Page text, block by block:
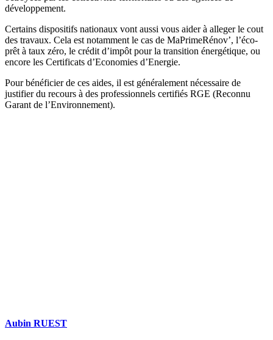
développement.
Certains dispositifs nationaux vont aussi vous aider à alleger le cout
des travaux. Cela est notamment le cas de MaPrimeRénov’, l’éco-
prêt à taux zéro, le crédit d’impôt pour la transition énergétique, ou
encore les Certificats d’Economies d’Energie.
Pour bénéficier de ces aides, il est généralement nécessaire de
justifier du recours à des professionnels certifiés RGE (Reconnu
Garant de l’Environnement).
Aubin RUEST